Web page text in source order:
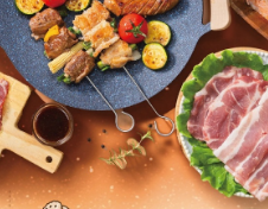
味背後的美麗與哀愁
雞蛋 食安 共同購買